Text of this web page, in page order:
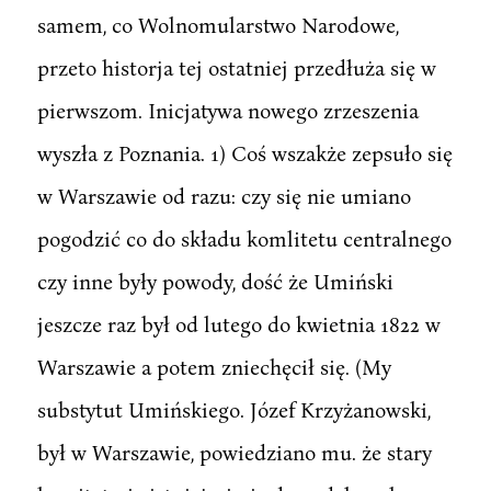
samem, co Wolnomularstwo Narodowe,
przeto historja tej ostatniej przedłuża się w
pierwszom. Inicjatywa nowego zrzeszenia
wyszła z Poznania. 1) Coś wszakże zepsuło się
w Warszawie od razu: czy się nie umiano
pogodzić co do składu komlitetu centralnego
czy inne były powody, dość że Umiński
jeszcze raz był od lutego do kwietnia 1822 w
Warszawie a potem zniechęcił się. (My
substytut Umińskiego. Józef Krzyżanowski,
był w Warszawie, powiedziano mu. że stary